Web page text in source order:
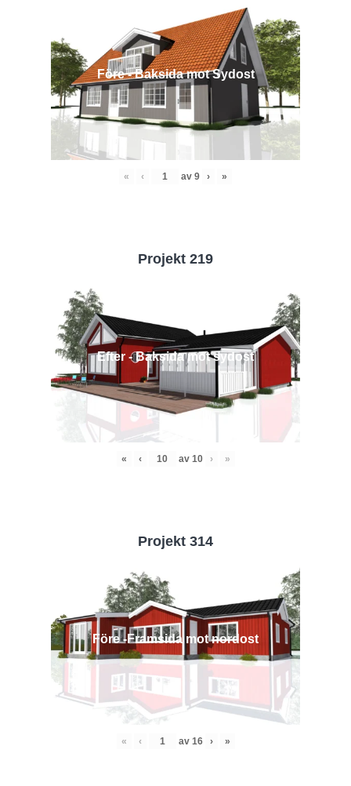
Före - Baksida mot Sydost
« ‹ av 9 › »
Projekt 219
Efter - Baksida mot sydost
« ‹ av 10 › »
Projekt 314
Före -Framsida mot nordost
« ‹ av 16 › »